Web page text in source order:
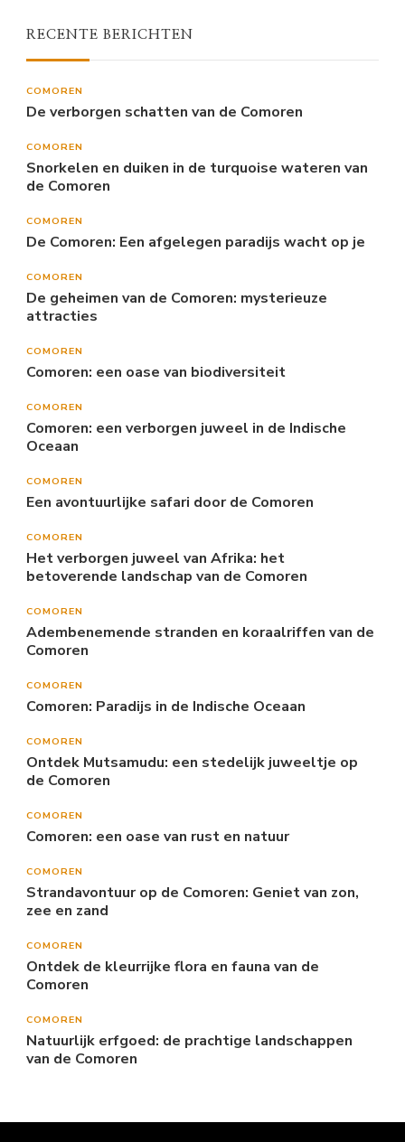
RECENTE BERICHTEN
COMOREN
De verborgen schatten van de Comoren
COMOREN
Snorkelen en duiken in de turquoise wateren van
de Comoren
COMOREN
De Comoren: Een afgelegen paradijs wacht op je
COMOREN
De geheimen van de Comoren: mysterieuze
attracties
COMOREN
Comoren: een oase van biodiversiteit
COMOREN
Comoren: een verborgen juweel in de Indische
Oceaan
COMOREN
Een avontuurlijke safari door de Comoren
COMOREN
Het verborgen juweel van Afrika: het
betoverende landschap van de Comoren
COMOREN
Adembenemende stranden en koraalriffen van de
Comoren
COMOREN
Comoren: Paradijs in de Indische Oceaan
COMOREN
Ontdek Mutsamudu: een stedelijk juweeltje op
de Comoren
COMOREN
Comoren: een oase van rust en natuur
COMOREN
Strandavontuur op de Comoren: Geniet van zon,
zee en zand
COMOREN
Ontdek de kleurrijke flora en fauna van de
Comoren
COMOREN
Natuurlijk erfgoed: de prachtige landschappen
van de Comoren